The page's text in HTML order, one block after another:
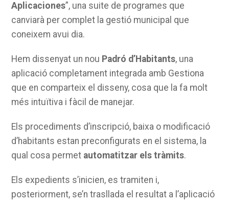
Aplicaciones”, una suite de programes que
canviarà per complet la gestió municipal que
coneixem avui dia.
Hem dissenyat un nou Padró d’Habitants, una
aplicació completament integrada amb Gestiona
que en comparteix el disseny, cosa que la fa molt
més intuïtiva i fàcil de manejar.
Els procediments d’inscripció, baixa o modificació
d’habitants estan preconfigurats en el sistema, la
qual cosa permet automatitzar els tràmits.
Els expedients s’inicien, es tramiten i,
posteriorment, se’n trasllada el resultat a l’aplicació